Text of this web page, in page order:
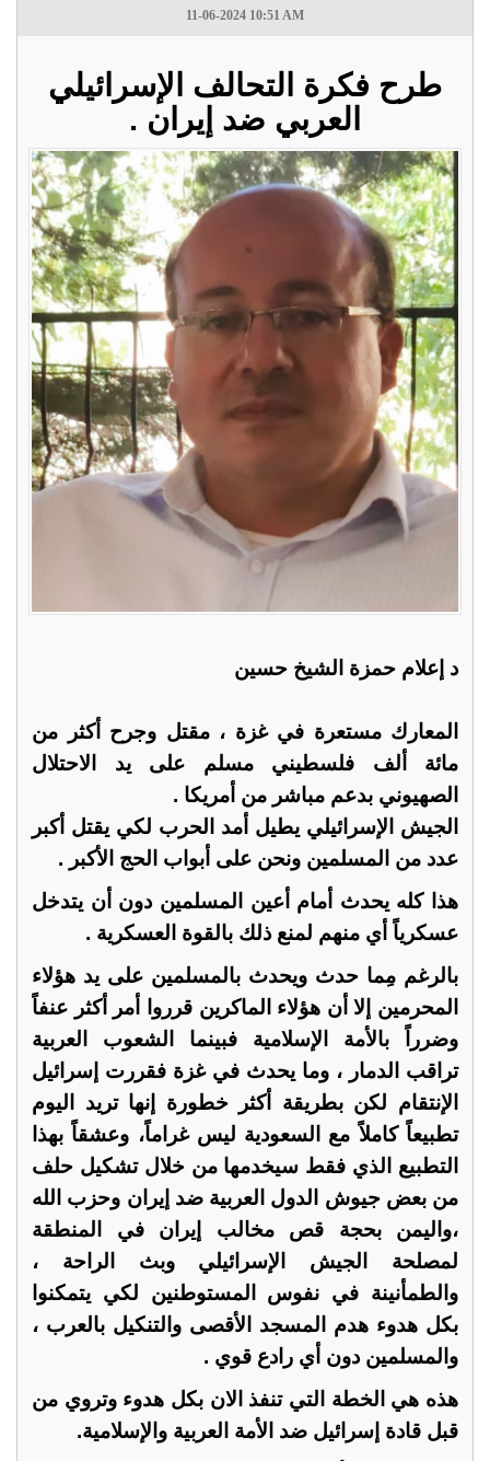
11-06-2024 10:51 AM
طرح فكرة التحالف الإسرائيلي
العربي ضد إيران .
د إعلام حمزة الشيخ حسين
المعارك مستعرة في غزة ، مقتل وجرح أكثر من
مائة ألف فلسطيني مسلم على يد الاحتلال
الصهيوني بدعم مباشر من أمريكا .
الجيش الإسرائيلي يطيل أمد الحرب لكي يقتل أكبر
عدد من المسلمين ونحن على أبواب الحج الأكبر .
هذا كله يحدث أمام أعين المسلمين دون أن يتدخل
عسكرياً أي منهم لمنع ذلك بالقوة العسكرية .
بالرغم مِما حدث ويحدث بالمسلمين على يد هؤلاء
المحرمين إلا أن هؤلاء الماكرين قرروا أمر أكثر عنفاً
وضرراً بالأمة الإسلامية فبينما الشعوب العربية
تراقب الدمار ، وما يحدث في غزة فقررت إسرائيل
الإنتقام لكن بطريقة أكثر خطورة إنها تريد اليوم
تطبيعاً كاملاً مع السعودية ليس غراماً، وعشقاً بهذا
التطبيع الذي فقط سيخدمها من خلال تشكيل حلف
من بعض جيوش الدول العربية ضد إيران وحزب الله
،واليمن بحجة قص مخالب إيران في المنطقة
لمصلحة الجيش الإسرائيلي وبث الراحة ،
والطمأنينة في نفوس المستوطنين لكي يتمكنوا
بكل هدوء هدم المسجد الأقصى والتنكيل بالعرب ،
والمسلمين دون أي رادع قوي .
هذه هي الخطة التي تنفذ الان بكل هدوء وتروي من
قبل قادة إسرائيل ضد الأمة العربية والإسلامية.